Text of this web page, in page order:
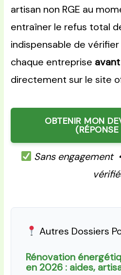
artisan non RGE au
entraîner le refus total
indispensable de
chaque entreprise avant
directement sur le site
OBTENIR MON
Sans engagement
Autres Dossiers
Rénovation
en 2026 : aides,